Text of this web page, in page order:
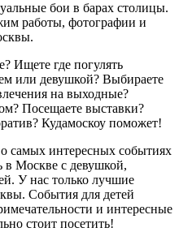
бои в барах столицы.
работы, фотографии и
Ищете где погулять
или девушкой? Выбираете
на выходные?
Посещаете выставки?
Кудамоскоу поможет!
самых интересных событиях
Москве с девушкой,
У нас только лучшие
События для детей
и интересные
стоит посетить!